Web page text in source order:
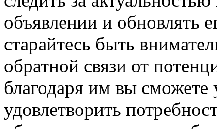
объявлении и обновлять
старайтесь быть
обратной связи от
благодаря им вы
удовлетворить